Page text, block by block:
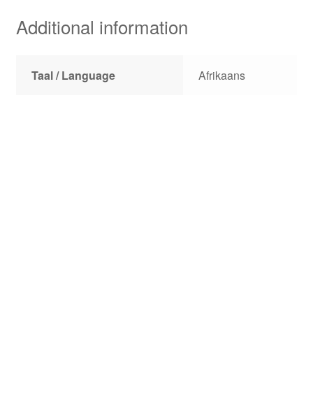
Additional information
Taal / Language Afrikaans